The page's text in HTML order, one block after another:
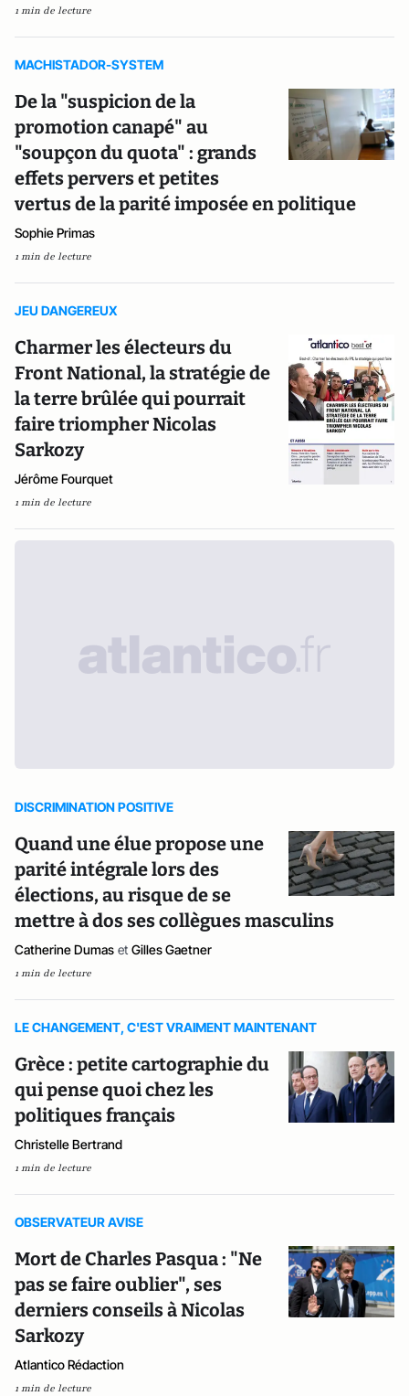
1 min de lecture
MACHISTADOR-SYSTEM
De la "suspicion de la
promotion canapé" au
"soupçon du quota" : grands
effets pervers et petites
vertus de la parité imposée en politique
Sophie Primas
1 min de lecture
JEU DANGEREUX
Charmer les électeurs du
Front National, la stratégie de
la terre brûlée qui pourrait
faire triompher Nicolas
Sarkozy
Jérôme Fourquet
1 min de lecture
DISCRIMINATION POSITIVE
Quand une élue propose une
parité intégrale lors des
élections, au risque de se
mettre à dos ses collègues masculins
Catherine Dumas et Gilles Gaetner
1 min de lecture
LE CHANGEMENT, C'EST VRAIMENT MAINTENANT
Grèce : petite cartographie du
qui pense quoi chez les
politiques français
Christelle Bertrand
1 min de lecture
OBSERVATEUR AVISE
Mort de Charles Pasqua : "Ne
pas se faire oublier", ses
derniers conseils à Nicolas
Sarkozy
Atlantico Rédaction
1 min de lecture